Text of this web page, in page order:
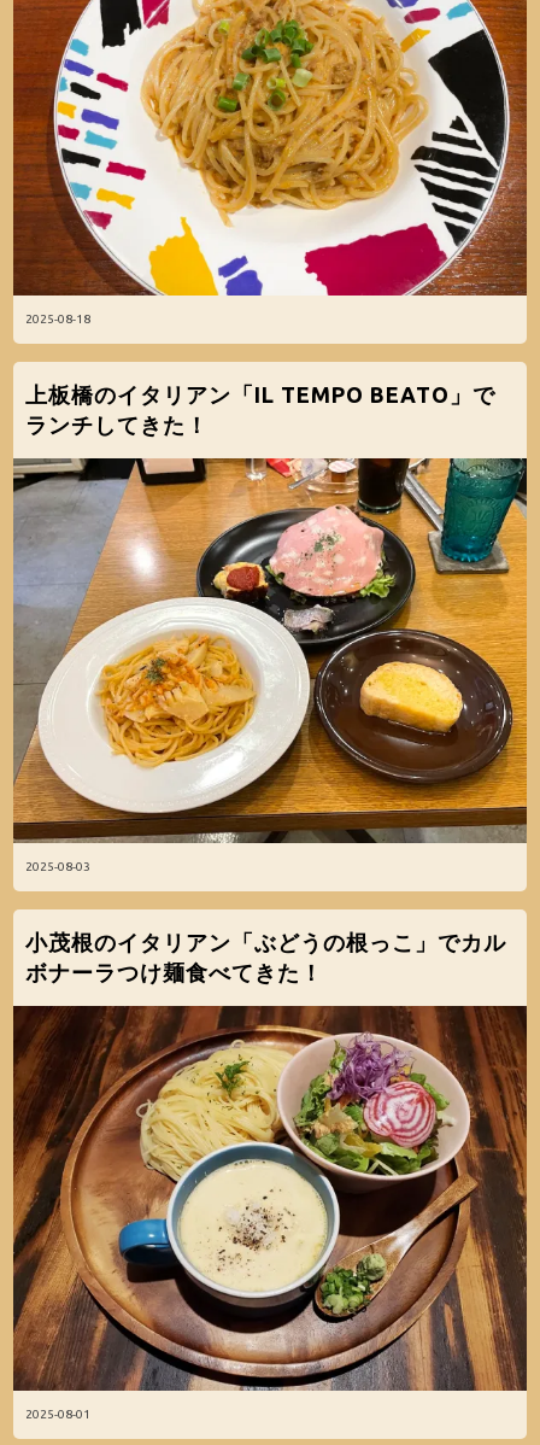
2025-08-18
2025-08-03
上板橋のイタリアン「IL TEMPO BEATO」で
ランチしてきた！
2025-08-01
小茂根のイタリアン「ぶどうの根っこ」でカル
ボナーラつけ麺食べてきた！